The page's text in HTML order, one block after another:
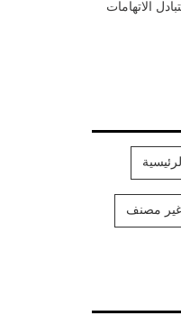
الاتهامات
غير مصنف